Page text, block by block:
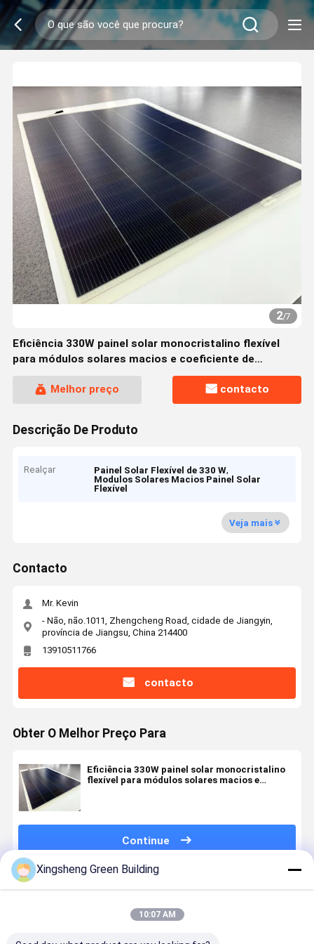
2/7
Eficiência 330W painel solar monocristalino flexível
para módulos solares macios e coeficiente de
temperatura de potência máximo -0,26%
Melhor preço
contacto
Descrição De Produto
Realçar Painel Solar Flexível de 330 W,
Modulos Solares Macios Painel Solar
Flexível
Veja mais
Contacto
Mr. Kevin
- Não, não.1011, Zhengcheng Road, cidade de Jiangyin,
província de Jiangsu, China 214400
13910511766
contacto
Obter O Melhor Preço Para
Eficiência 330W painel solar monocristalino
flexível para módulos solares macios e
Continue
Produtos Recomendados
Xingsheng Green Building
10:07 AM